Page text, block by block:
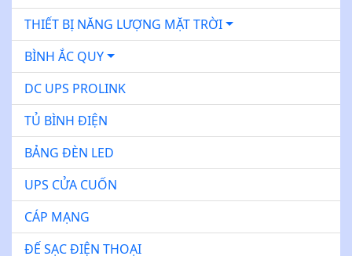
THIẾT BỊ NĂNG LƯỢNG MẶT TRỜI
BÌNH ẮC QUY
DC UPS PROLINK
TỦ BÌNH ĐIỆN
BẢNG ĐÈN LED
UPS CỬA CUỐN
CÁP MẠNG
ĐẾ SẠC ĐIỆN THOẠI